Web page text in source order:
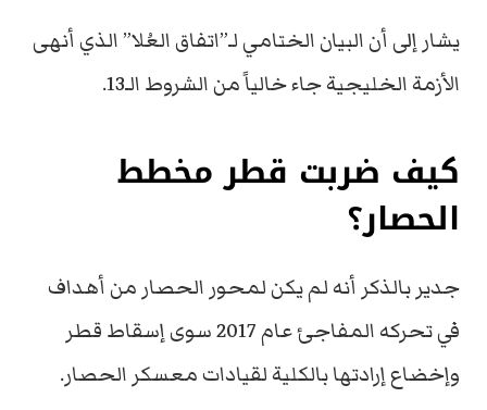
يشار إلى أن البيان الختامي لـ”اتفاق العُلا” الذي أنهى
الأزمة الخليجية جاء خالياً من الشروط الـ13.
كيف ضربت قطر مخطط
الحصار؟
جدير بالذكر أنه لم يكن لمحور الحصار من أهداف
في تحركه المفاجئ عام 2017 سوى إسقاط قطر
وإخضاع إرادتها بالكلية لقيادات معسكر الحصار.